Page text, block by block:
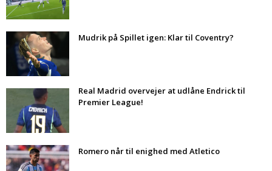
Mudrik på Spillet igen: Klar til Coventry?
Real Madrid overvejer at udlåne Endrick til
Premier League!
Romero når til enighed med Atletico